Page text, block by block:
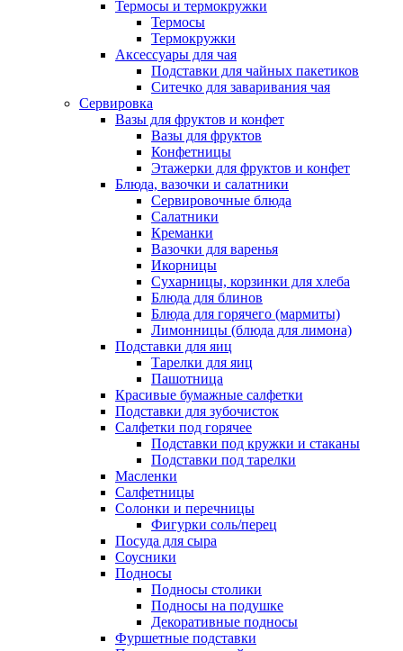
Термосы и термокружки
Термосы
Термокружки
Аксессуары для чая
Подставки для чайных пакетиков
Ситечко для заваривания чая
Сервировка
Вазы для фруктов и конфет
Вазы для фруктов
Конфетницы
Этажерки для фруктов и конфет
Блюда, вазочки и салатники
Сервировочные блюда
Салатники
Креманки
Вазочки для варенья
Икорницы
Сухарницы, корзинки для хлеба
Блюда для блинов
Блюда для горячего (мармиты)
Лимонницы (блюда для лимона)
Подставки для яиц
Тарелки для яиц
Пашотница
Красивые бумажные салфетки
Подставки для зубочисток
Салфетки под горячее
Подставки под кружки и стаканы
Подставки под тарелки
Масленки
Салфетницы
Солонки и перечницы
Фигурки соль/перец
Посуда для сыра
Соусники
Подносы
Подносы столики
Подносы на подушке
Декоративные подносы
Фуршетные подставки